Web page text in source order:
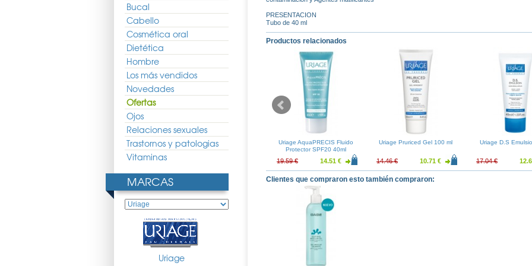
Bucal
Cabello
Cosmética oral
Dietética
Hombre
Los más vendidos
Novedades
Ofertas
Ojos
Relaciones sexuales
Trastornos y patologias
Vitaminas
MARCAS
Uriage
PRESENTACION
Tubo de 40 ml
Productos relacionados
Uriage Depiderm SPF50 30ml
20.32 €
Uriage Xemose Cerato 150ml
Uriage AquaPRECIS Fluido
Protector SPF20 40ml
19.59 € 14.51 €
Uriage Pruriced Gel 100 ml
14.46 € 10.71 €
Uriage D.S
17.04 €
Clientes que compraron esto también compraron: